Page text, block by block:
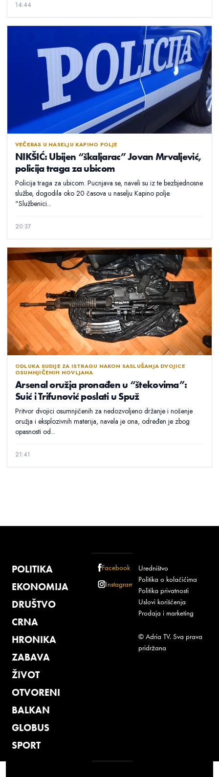
14:44
VEČERAS U NASELJU KAPINO POLJE
NIKŠIĆ: Ubijen “škaljarac” Jovan Mrvaljević,
policija traga za ubicom
Policija traga za ubicom. Pucnjava se, naveli su iz te bezbjednosne
službe, dogodila oko 20 časova u naselju Kapino polje.
"Službenici...
20:37
ODLUKA SUDIJE ZA ISTRAGU NAKON SASLUŠANJA DVOJICE
OSUMNJIČENIH NOVLJANA
Arsenal oružja pronađen u “štekovima”:
Suić i Trifunović poslati u Spuž
Pritvor dvojici osumnjičenih za nedozvoljeno držanje i nošenje
oružja i eksplozivnih materija, navela je ona, određen je zbog
opasnosti od...
21:41
POLITIKA
EKONOMIJA
DRUŠTVO
CRNA
HRONIKA
ZABAVA
ŽIVOT
OTVORENI
BALKAN
GLOBUS
SPORT
Facebook
Instagram
Uredništvo
Politika o kolačićima
Politika privatnosti
Uslovi korišćenja
Prodaja i marketing
© Adria TV. Sva prava
pridržana